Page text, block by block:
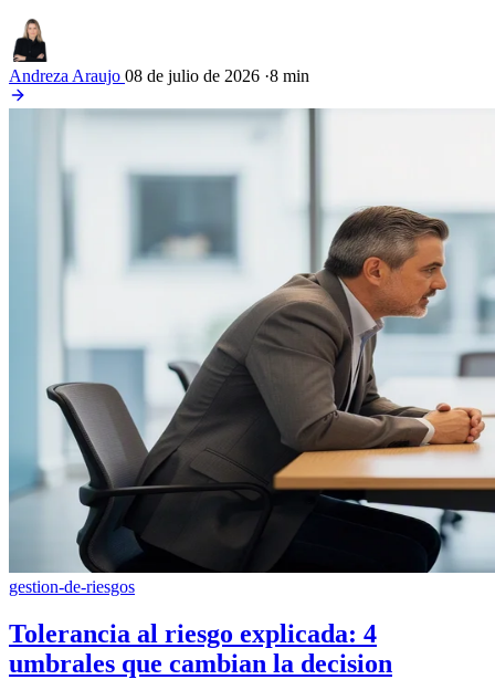
Andreza Araujo 08 de julio de 2026 ·8 min
gestion-de-riesgos
Tolerancia al riesgo explicada: 4
umbrales que cambian la decision